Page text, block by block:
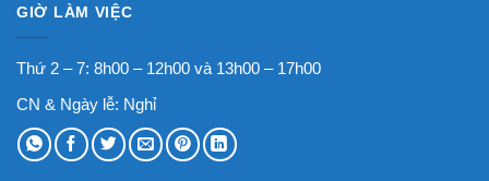
GIỜ LÀM VIỆC
Thứ 2 – 7: 8h00 – 12h00 và 13h00 – 17h00
CN & Ngày lễ: Nghỉ